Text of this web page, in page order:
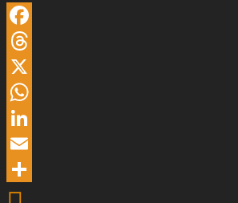
Facebook
Threads
X
WhatsApp
LinkedIn
Email
Share